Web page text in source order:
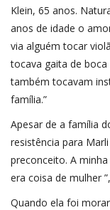
Klein, 65 anos.
anos de idade o
via alguém tocar
tocava gaita de
também tocavam
família.”
Apesar de a família
resistência para
preconceito. A
era coisa de mulher
Quando ela foi